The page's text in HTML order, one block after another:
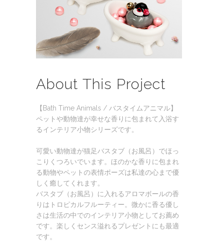
About This Project
【Bath Time Animals / バスタイムアニマル】
ペットや動物達が幸せな香りに包まれて入浴す
るインテリア小物シリーズです。
可愛い動物達が猫足バスタブ（お風呂）でほっ
こりくつろいでいます。ほのかな香りに包まれ
る動物やペットの表情ポーズは私達の心まで優
しく癒してくれます。
バスタブ（お風呂）に入れるアロマボールの香
りはトロピカルフルーティー。微かに香る優し
さは生活の中でのインテリア小物としてお薦め
です。楽しくセンス溢れるプレゼントにも最適
です。